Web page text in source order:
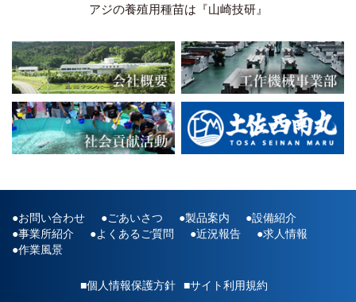
アジの養殖用種苗は『山崎技研』
お問い合わせ ごあいさつ 製品案内
設備紹介
事業所紹介
よくあるご質問 近況報告
求人情報
作業風景
■個人情報保護方針 ■サイト利用規約